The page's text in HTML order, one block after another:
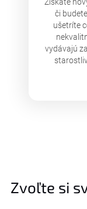
či
ušetríte
vydávajú
Zvoľte si